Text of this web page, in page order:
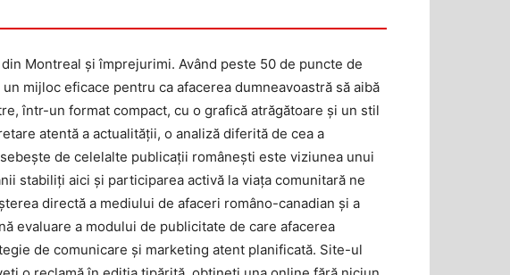
Montreal şi împrejurimi. Având peste 50 de puncte de
mijloc eficace pentru ca afacerea dumneavoastră să aibă
într-un format compact, cu o grafică atrăgătoare şi un stil
atentă a actualităţii, o analiză diferită de cea a
de celelalte publicaţii româneşti este viziunea unui
stabiliţi aici şi participarea activă la viaţa comunitară ne
directă a mediului de afaceri româno-canadian şi a
evaluare a modului de publicitate de care afacerea
de comunicare şi marketing atent planificată. Site-ul